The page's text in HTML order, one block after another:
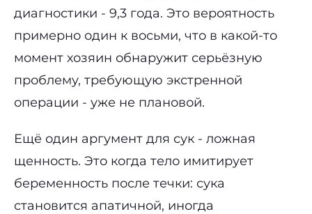
диагностики - 9,3 года. Это вероятность
примерно один к восьми, что в какой-то
момент хозяин обнаружит серьёзную
проблему, требующую экстренной
операции - уже не плановой.
Ещё один аргумент для сук - ложная
щенность. Это когда тело имитирует
беременность после течки: сука
становится апатичной, иногда